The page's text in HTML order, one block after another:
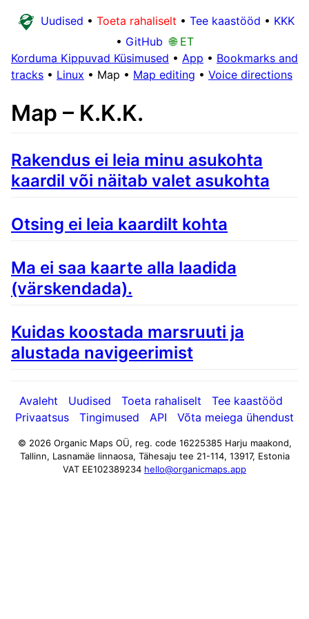
Uudised • Toeta rahaliselt • Tee kaastööd • KKK
• GitHub 🌐 ET
Korduma Kippuvad Küsimused • App • Bookmarks and
tracks • Linux • Map • Map editing • Voice directions
Map – K.K.K.
Rakendus ei leia minu asukohta
kaardil või näitab valet asukohta
Otsing ei leia kaardilt kohta
Ma ei saa kaarte alla laadida
(värskendada).
Kuidas koostada marsruuti ja
alustada navigeerimist
Avaleht Uudised Toeta rahaliselt
Tee kaastööd
Privaatsus
Tingimused API Võta meiega ühendust
© 2026 Organic Maps OÜ, reg. code 16225385 Harju maakond,
Tallinn, Lasnamäe linnaosa, Tähesaju tee 21-114, 13917, Estonia
VAT EE102389234 hello@organicmaps.app